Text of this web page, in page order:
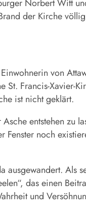
Norbert Witt
der Kirche
von
Francis-Xavier-
ist nicht geklärt.
entstehen zu
noch
Als
das einen
und